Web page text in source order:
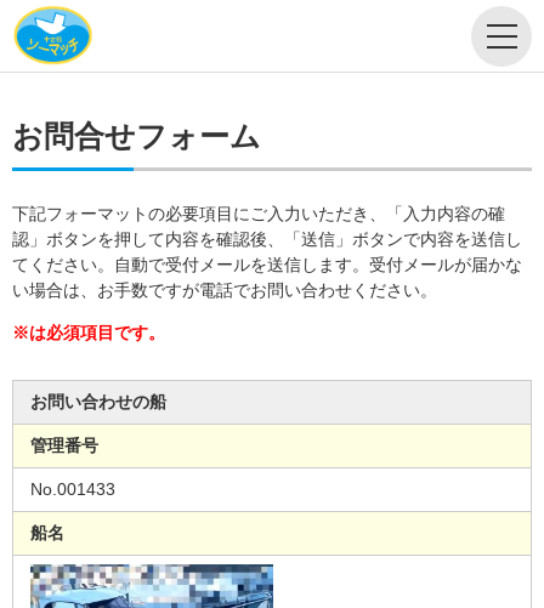
お問合せフォーム
下記フォーマットの必要項目にご入力いただき、「入力内容の確
認」ボタンを押して内容を確認後、「送信」ボタンで内容を送信し
てください。自動で受付メールを送信します。受付メールが届かな
い場合は、お手数ですが電話でお問い合わせください。
※は必須項目です。
お問い合わせの船
管理番号
No.001433
船名